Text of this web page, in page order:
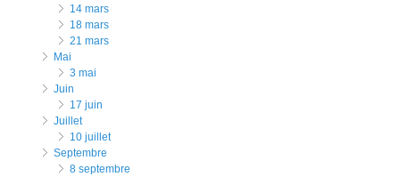
14 mars
18 mars
21 mars
mai
3 mai
juin
17 juin
juillet
10 juillet
septembre
8 septembre